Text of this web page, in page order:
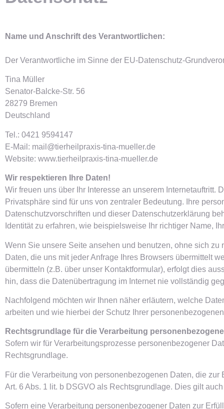
Name und Anschrift des Verantwortlichen:
Der Verantwortliche im Sinne der EU-Datenschutz-
Tina Müller
Senator-Balcke-Str. 56
28279 Bremen
Deutschland
Tel.: 0421 9594147
E-Mail: mail@tierheilpraxis-tina-mueller.de
Website: www.tierheilpraxis-tina-mueller.de
Wir respektieren Ihre Daten!
Wir freuen uns über Ihr Interesse an unserem
Privatsphäre sind für uns von zentraler Bedeutung. Ihre
Datenschutzvorschriften und dieser Datenschutzerklärung
Identität zu erfahren, wie beispielsweise Ihr richtiger Name,
Wenn Sie unsere Seite ansehen und benutzen, ohne sich
Daten, die uns mit jeder Anfrage Ihres Browsers übermittelt
übermitteln (z.B. über unser Kontaktformular), erfolgt dies
hin, dass die Datenübertragung im Internet nie vollständig
Nachfolgend möchten wir Ihnen näher erläutern, welche
arbeiten und wie hierbei der Schutz Ihrer
Rechtsgrundlage für die Verarbeitung
Sofern wir für Verarbeitungsprozesse personenbezogener
Rechtsgrundlage.
Für die Verarbeitung von personenbezogenen Daten, die
Art. 6 Abs. 1 lit. b DSGVO als Rechtsgrundlage. Dies gilt
Sofern eine Verarbeitung personenbezogener Daten zur